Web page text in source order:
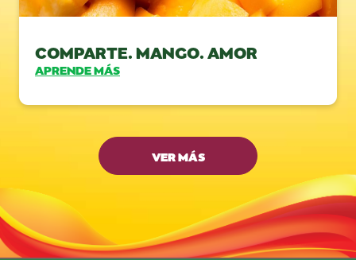
COMPARTE. MANGO. AMOR
APRENDE MÁS
VER MÁS